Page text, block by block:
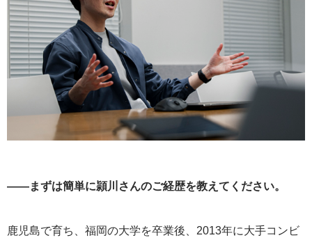
——まずは簡単に頴川さんのご経歴を教えてください。
鹿児島で育ち、福岡の大学を卒業後、2013年に大手コンビ